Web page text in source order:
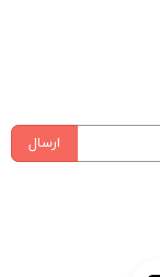
ارسال